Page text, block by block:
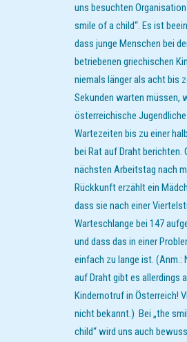
uns besuchten
smile of a child“. Es ist
dass junge Menschen bei
betriebenen griechischen
niemals länger als acht bis
Sekunden warten müssen,
österreichische
Wartezeiten bis zu einer
bei Rat auf Draht berichten.
nächsten Arbeitstag nach
Rückkunft erzählt ein
dass sie nach einer
Warteschlange bei 147
und dass das in einer
einfach zu lange ist. (Anm.:
auf Draht gibt es allerdings
Kindernotruf in Österreich!
nicht bekannt.) Bei „the
child“ wird uns auch